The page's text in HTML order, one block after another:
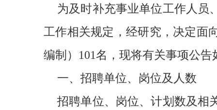
为及时补充事业单位工作人员
工作相关规定，经研究，决定面
编制）101名，现将有关事项公告
一、招聘单位、岗位及人数
招聘单位、岗位、计划数及相